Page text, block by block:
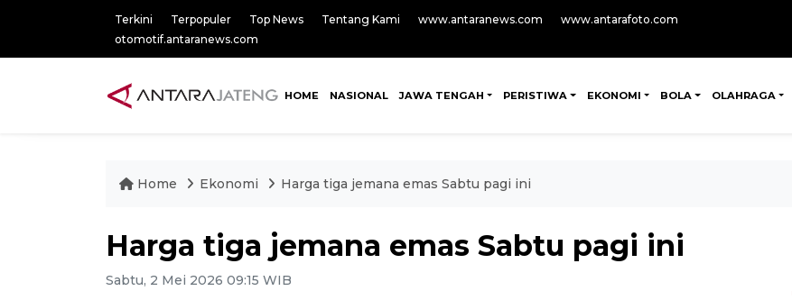
Terkini Terpopuler Top News Tentang Kami www.antaranews.com
www.antarafoto.com
otomotif.antaranews.com
HOME NASIONAL JAWA TENGAH PERISTIWA EKONOMI BOLA OLAHRAGA
Home Ekonomi Harga tiga jemana emas Sabtu pagi ini
Harga tiga jemana emas Sabtu pagi ini
Sabtu, 2 Mei 2026 09:15 WIB